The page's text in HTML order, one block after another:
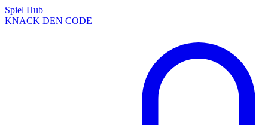
Spiel Hub
KNACK DEN CODE